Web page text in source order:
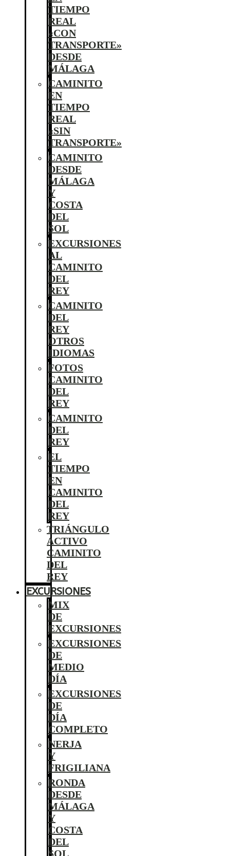
TIEMPO
REAL
«CON
TRANSPORTE»
DESDE
MÁLAGA
CAMINITO
EN
TIEMPO
REAL
«SIN
TRANSPORTE»
CAMINITO
DESDE
MÁLAGA
Y
COSTA
DEL
SOL
EXCURSIONES
AL
CAMINITO
DEL
REY
CAMINITO
DEL
REY
OTROS
IDIOMAS
FOTOS
CAMINITO
DEL
REY
CAMINITO
DEL
REY
EL
TIEMPO
EN
CAMINITO
DEL
REY
TRIÁNGULO
ACTIVO
CAMINITO
DEL
REY
EXCURSIONES
MIX
DE
EXCURSIONES
EXCURSIONES
DE
MEDIO
DÍA
EXCURSIONES
DE
DÍA
COMPLETO
NERJA
Y
FRIGILIANA
RONDA
DESDE
MÁLAGA
Y
COSTA
DEL
SOL